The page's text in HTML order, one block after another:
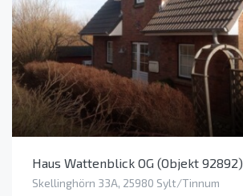
Haus Wattenblick OG (Objekt 92892)
Skellinghörn 33A, 25980 Sylt/Tinnum